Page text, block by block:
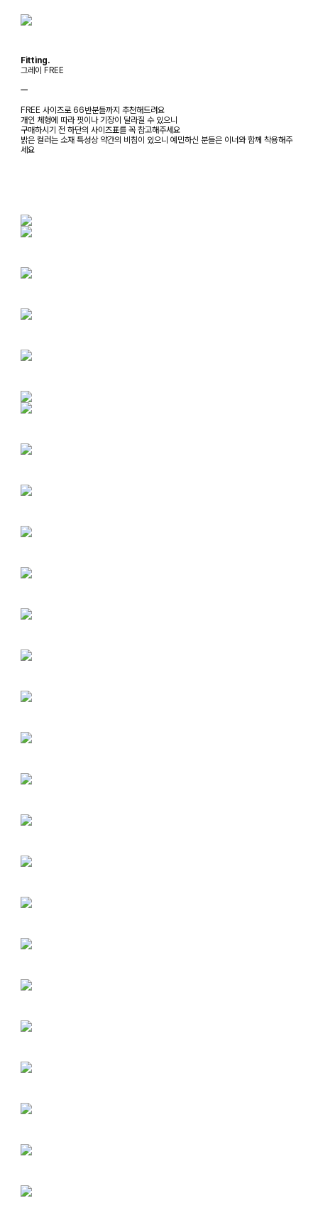
Fitting.
그레이 FREE
ㅡ
FREE 사이즈로 66반분들까지 추천해드려요
개인 체형에 따라 핏이나 기장이 달라질 수 있으니
구매하시기 전 하단의 사이즈표를 꼭 참고해주세요
밝은 컬러는 소재 특성상 약간의 비침이 있으니 예민하신 분들은 이너와 함께 착용해주
세요